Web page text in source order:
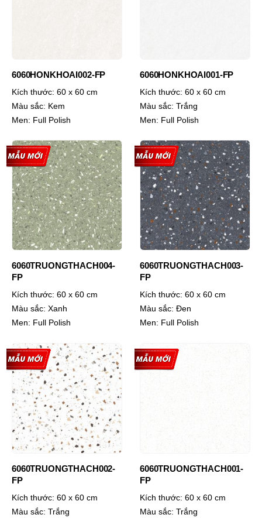
6060HONKHOAI002-FP
Kích thước: 60 x 60 cm
Màu sắc: Kem
Men: Full Polish
6060HONKHOAI001-FP
Kích thước: 60 x 60 cm
Màu sắc: Trắng
Men: Full Polish
6060TRUONGTHACH004-
FP
Kích thước: 60 x 60 cm
Màu sắc: Xanh
Men: Full Polish
6060TRUONGTHACH003-
FP
Kích thước: 60 x 60 cm
Màu sắc: Đen
Men: Full Polish
6060TRUONGTHACH002-
FP
Kích thước: 60 x 60 cm
Màu sắc: Trắng
6060TRUONGTHACH001-
FP
Kích thước: 60 x 60 cm
Màu sắc: Trắng